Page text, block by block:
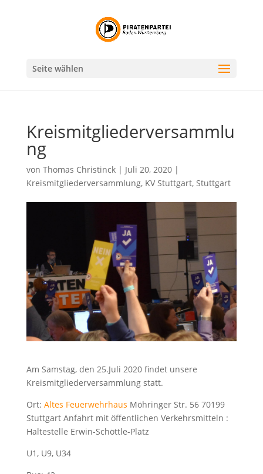
Seite wählen
Kreismitgliederversammlu
ng
von Thomas Christinck| Juli 20, 2020|
Kreismitgliederversammlung, KV Stuttgart, Stuttgart
Am Samstag, den 25.Juli 2020 findet unsere
Kreismitgliederversammlung statt.
Ort: Altes Feuerwehrhaus Möhringer Str. 56 70199
Stuttgart Anfahrt mit öffentlichen Verkehrsmitteln :
Haltestelle Erwin-Schöttle-Platz
U1, U9, U34